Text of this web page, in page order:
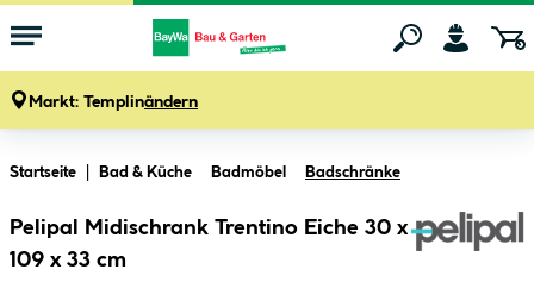
Markt: Templinändern
Startseite Bad & Küche Badmöbel Badschränke
Pelipal Midischrank Trentino Eiche 30 x
109 x 33 cm